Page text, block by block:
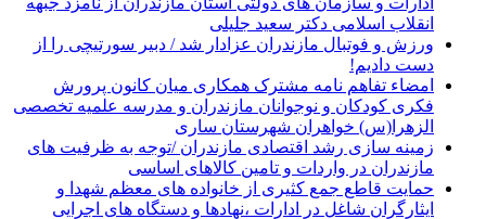
انقلاب اسلامی دکتر سعید جلیلی
ورزش و فوتبال مازندران عزادار شد / دبیر سورتیچی را از
دست دادیم!
امضاء تفاهم نامه مشترک همکاری میان کانون پرورش
فکری کودکان و نوجوانان مازندران و مدرسه علمیه تخصصی
الزهرا(س) خواهران شهرستان ساری
زمینه سازی رشد اقتصادی مازندران /توجه به ظرفیت های
مازندران در واردات و تامین کالاهای اساسی
حمایت قاطع جمع کثیری از خانواده های معظم شهدا و
ایثارگران شاغل در ادارات ،نهادها و دستگاه های اجرایی